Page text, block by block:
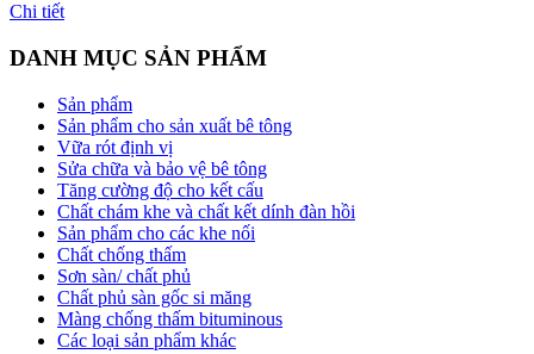
Chi tiết
DANH MỤC SẢN PHẨM
Sản phẩm
Sản phẩm cho sản xuất bê tông
Vữa rót định vị
Sửa chữa và bảo vệ bê tông
Tăng cường độ cho kết cấu
Chất chám khe và chất kết dính đàn hồi
Sản phẩm cho các khe nối
Chất chống thấm
Sơn sàn/ chất phủ
Chất phủ sàn gốc si măng
Màng chống thấm bituminous
Các loại sản phẩm khác